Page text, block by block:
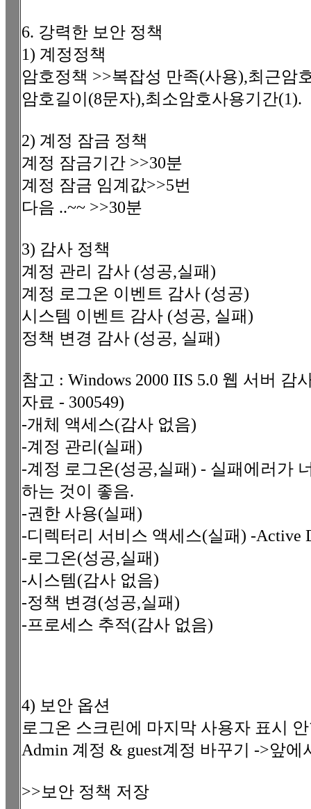
6. 강력한 보안 정책
1) 계정정책
암호정책 >>복잡성 만족(사용),최근암
암호길이(8문자),최소암호사용기간(1).
2) 계정 잠금 정책
계정 잠금기간 >>30분
계정 잠금 임계값>>5번
다음 ..~~ >>30분
3) 감사 정책
계정 관리 감사 (성공,실패)
계정 로그온 이벤트 감사 (성공)
시스템 이벤트 감사 (성공, 실패)
정책 변경 감사 (성공, 실패)
참고 : Windows 2000 IIS 5.0 웹 서버
자료 - 300549)
-개체 액세스(감사 없음)
-계정 관리(실패)
-계정 로그온(성공,실패) - 실패에러가
하는 것이 좋음.
-권한 사용(실패)
-디렉터리 서비스 액세스(실패) -Active
-로그온(성공,실패)
-시스템(감사 없음)
-정책 변경(성공,실패)
-프로세스 추적(감사 없음)
4) 보안 옵션
로그온 스크린에 마지막 사용자 표시
Admin 계정 & guest계정 바꾸기 ->앞에
>>보안 정책 저장